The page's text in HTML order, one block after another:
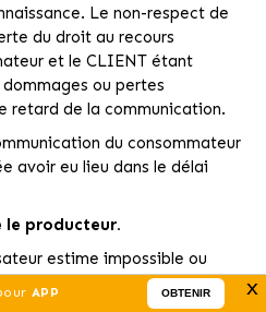
Le non-respect de
du droit au recours
et le CLIENT étant
ou pertes
retard de la communication.
du consommateur
avoir eu lieu dans le délai
le producteur.
estime impossible ou
contre le vendeur pour
au contrat, il peut se
APP OBTENIR x